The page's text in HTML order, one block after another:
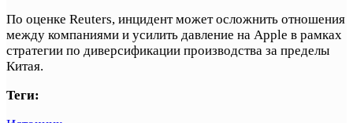
По оценке Reuters, инцидент может осложнить отношения
между компаниями и усилить давление на Apple в рамках
стратегии по диверсификации производства за пределы
Китая.
Теги: